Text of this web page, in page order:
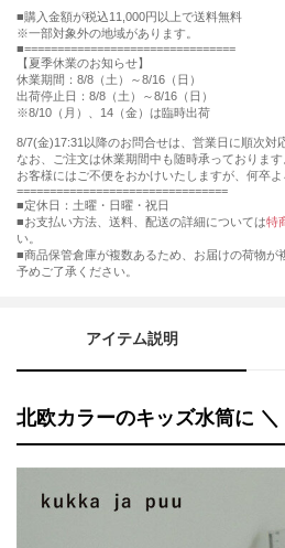
購入金額が税込11,000円以上で送料無料
※一部対象外の地域があります。
================================
【夏季休業のお知らせ】
休業期間：8/8（土）～8/16（日）
出荷停止日：8/8（土）～8/16（日）
※8/10（月）、14（金）は臨時出荷
8/7(金)17:31以降のお問合せは、営業日に順次対
なお、ご注文は休業期間中も随時承っております
お客様にはご不便をおかけいたしますが、何卒よ
================================
■定休日：土曜・日曜・祝日
■お支払い方法、送料、配送の詳細については特
い。
■商品保管倉庫が複数あるため、お届けの荷物が
予めご了承ください。
アイテム説明
北欧カラーのキッズ水筒に